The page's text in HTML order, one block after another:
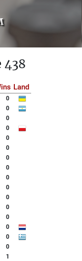
438
Land
0
0
0
0
0
0
0
0
0
0
0
0
0
0
0
0
1